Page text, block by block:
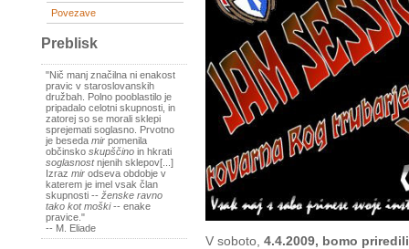
Povezave
Preblisk
"Nič manj značilna ni enakost
pravic v staroslovanskih
družbah. Polno pooblastilo je
pripadalo celotni skupnosti, in
zatorej so se morali sklepi
sprejemati soglasno. Prvotno
je beseda mir pomenila
občinsko skupščino in hkrati
soglasnostnjenih sklepov[...]
Izraz mir odseva obdobje v
katerem je imel vsak član
skupnosti -- ženske ravno
tako kot moški-- enake
pravice."
-- M. Eliade
V soboto, 4.4.2009, bomo